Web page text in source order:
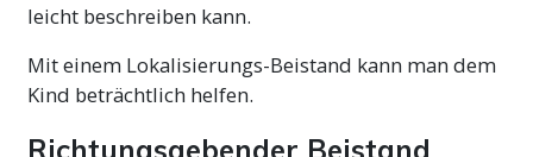
leicht beschreiben kann.
Mit einem Lokalisierungs-Beistand kann man dem
Kind beträchtlich helfen.